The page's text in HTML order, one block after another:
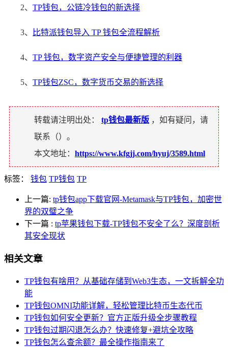
2、 TP钱包，公链冷钱包的新选择
3、 比特派钱包导入 TP 钱包全流程解析
4、 TP 钱包，数字资产安全与便捷管理的利器
5、 TP钱包ZSC，数字货币交易的新选择
转载请注明出处： tp钱包最新版 ，如有疑问，请
联系（）。
本文地址： https://www.kfgjj.com/hyuj/3589.html
标签： 钱包 TP钱包 TP
上一篇: tp钱包app下载官网-Metamask与TP钱包，加密世
界的双璧之争
下一篇 : tp苹果钱包下载-TP钱包不安全了么？深度剖析
其安全现状
相关文章
TP钱包有啥用？从基础存储到Web3生态，一文拆解全功
能
TP钱包OMNI功能详解，轻松管理比特币生态代币
TP钱包如何安全更新？官方正版升级全步骤教程
TP钱包过期闪退怎么办？快速修复+避坑全攻略
TP钱包怎么查余额？最全操作指南来了